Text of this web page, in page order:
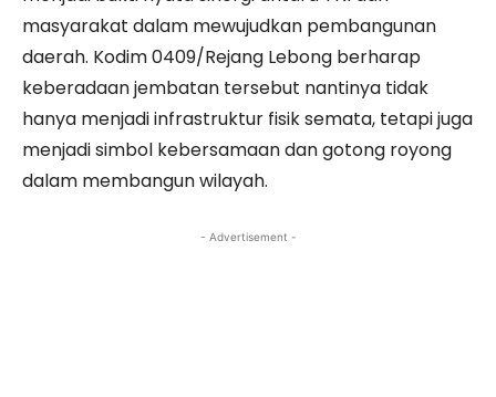
masyarakat dalam mewujudkan pembangunan
daerah. Kodim 0409/Rejang Lebong berharap
keberadaan jembatan tersebut nantinya tidak
hanya menjadi infrastruktur fisik semata, tetapi juga
menjadi simbol kebersamaan dan gotong royong
dalam membangun wilayah.
- Advertisement -